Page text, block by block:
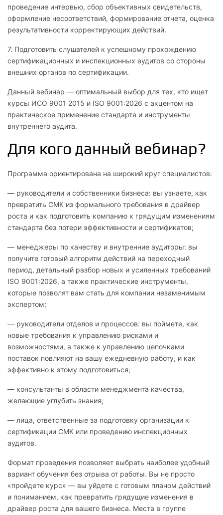
проведение интервью, сбор объективных свидетельств,
оформление несоответствий, формирование отчета, оценка
результативности корректирующих действий.
7. Подготовить слушателей к успешному прохождению
сертификационных и инспекционных аудитов со стороны
внешних органов по сертификации.
Данный вебинар — оптимальный выбор для тех, кто ищет
курсы ИСО 9001 2015 и ISO 9001:2026 с акцентом на
практическое применение стандарта и инструменты
внутреннего аудита.
Для кого данный вебинар?
Программа ориентирована на широкий круг специалистов:
— руководители и собственники бизнеса: вы узнаете, как
превратить СМК из формального требования в драйвер
роста и как подготовить компанию к грядущим изменениям
стандарта без потери эффективности и сертификатов;
— менеджеры по качеству и внутренние аудиторы: вы
получите готовый алгоритм действий на переходный
период, детальный разбор новых и усиленных требований
ISO 9001:2026, а также практические инструменты,
которые позволят вам стать для компании незаменимым
экспертом;
— руководители отделов и процессов: вы поймете, как
новые требования к управлению рисками и
возможностями, а также к управлению цепочками
поставок повлияют на вашу ежедневную работу, и как
эффективно к этому подготовиться;
— консультанты в области менеджмента качества,
желающие углубить знания;
— лица, ответственные за подготовку организации к
сертификации СМК или проведению инспекционных
аудитов.
Формат проведения позволяет выбрать наиболее удобный
вариант обучения без отрыва от работы. Вы не просто
«пройдете курс» — вы уйдете с готовым планом действий
и пониманием, как превратить грядущие изменения в
драйвер роста для вашего бизнеса. Места в группе